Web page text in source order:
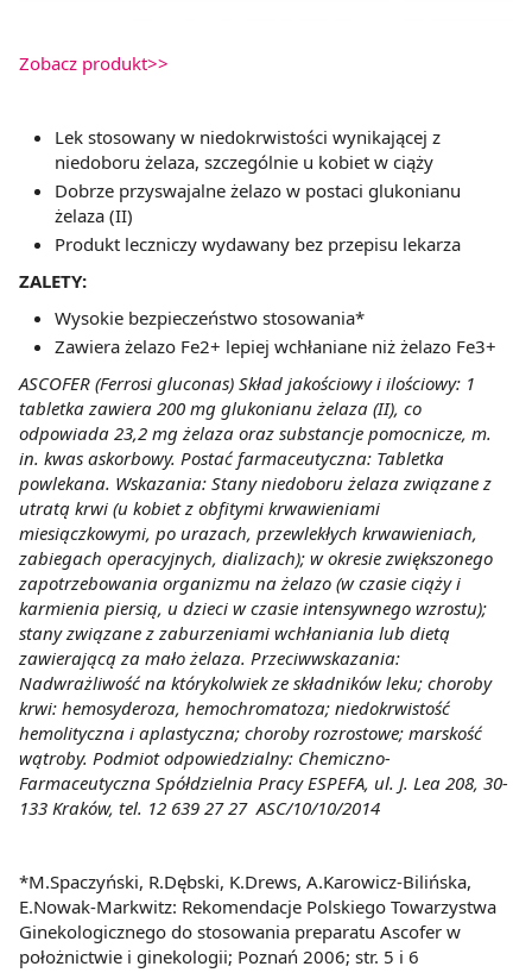
Zobacz produkt>>
Lek stosowany w niedokrwistości wynikającej z
niedoboru żelaza, szczególnie u kobiet w ciąży
Dobrze przyswajalne żelazo w postaci glukonianu
żelaza (II)
Produkt leczniczy wydawany bez przepisu lekarza
ZALETY:
Wysokie bezpieczeństwo stosowania*
Zawiera żelazo Fe2+ lepiej wchłaniane niż żelazo Fe3+
ASCOFER (Ferrosi gluconas) Skład jakościowy i ilościowy: 1
tabletka zawiera 200 mg glukonianu żelaza (II), co
odpowiada 23,2 mg żelaza oraz substancje pomocnicze, m.
in. kwas askorbowy. Postać farmaceutyczna: Tabletka
powlekana. Wskazania: Stany niedoboru żelaza związane z
utratą krwi (u kobiet z obfitymi krwawieniami
miesiączkowymi, po urazach, przewlekłych krwawieniach,
zabiegach operacyjnych, dializach); w okresie zwiększonego
zapotrzebowania organizmu na żelazo (w czasie ciąży i
karmienia piersią, u dzieci w czasie intensywnego wzrostu);
stany związane z zaburzeniami wchłaniania lub dietą
zawierającą za mało żelaza. Przeciwwskazania:
Nadwrażliwość na którykolwiek ze składników leku; choroby
krwi: hemosyderoza, hemochromatoza; niedokrwistość
hemolityczna i aplastyczna; choroby rozrostowe; marskość
wątroby. Podmiot odpowiedzialny: Chemiczno-
Farmaceutyczna Spółdzielnia Pracy ESPEFA, ul. J. Lea 208, 30-
133 Kraków, tel. 12 639 27 27 ASC/10/10/2014
*M.Spaczyński, R.Dębski, K.Drews, A.Karowicz-Bilińska,
E.Nowak-Markwitz: Rekomendacje Polskiego Towarzystwa
Ginekologicznego do stosowania preparatu Ascofer w
położnictwie i ginekologii; Poznań 2006; str. 5 i 6